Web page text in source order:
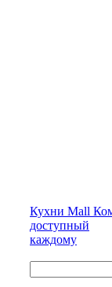
Кухни Mall
доступный
каждому